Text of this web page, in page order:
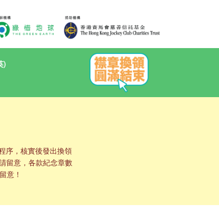
)
序，核實後發出換領
留意，各款紀念章數
意！